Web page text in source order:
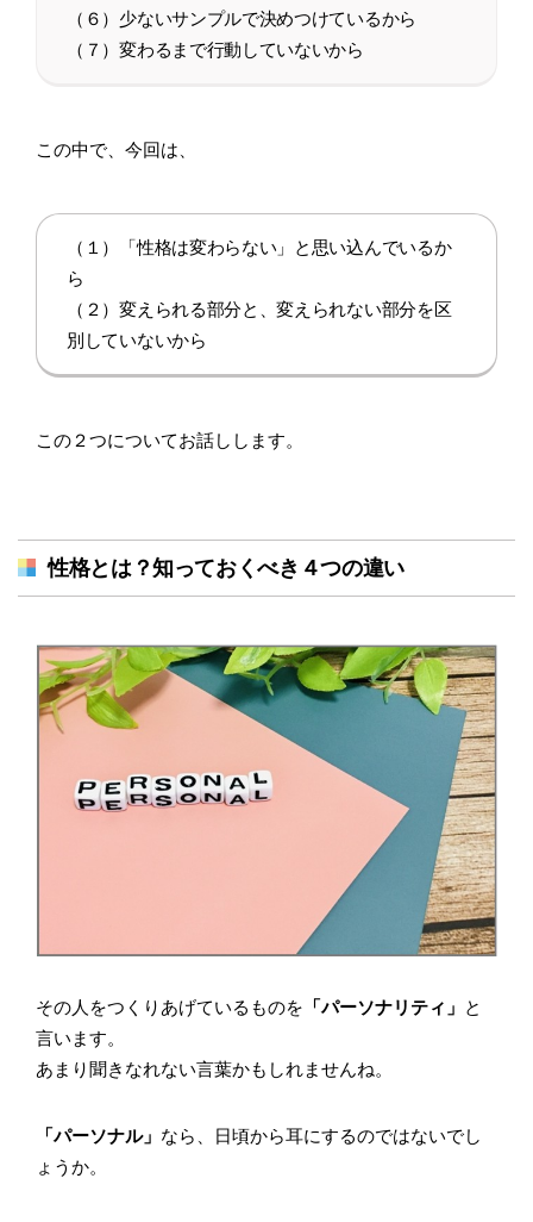
（６）少ないサンプルで決めつけているから
（７）変わるまで行動していないから
この中で、今回は、
（１）「性格は変わらない」と思い込んでいるか
ら
（２）変えられる部分と、変えられない部分を区
別していないから
この２つについてお話しします。
性格とは？知っておくべき４つの違い
その人をつくりあげているものを 「パーソナリティ」 と
言います。
あまり聞きなれない言葉かもしれませんね。
「パーソナル」 なら、日頃から耳にするのではないでし
ょうか。